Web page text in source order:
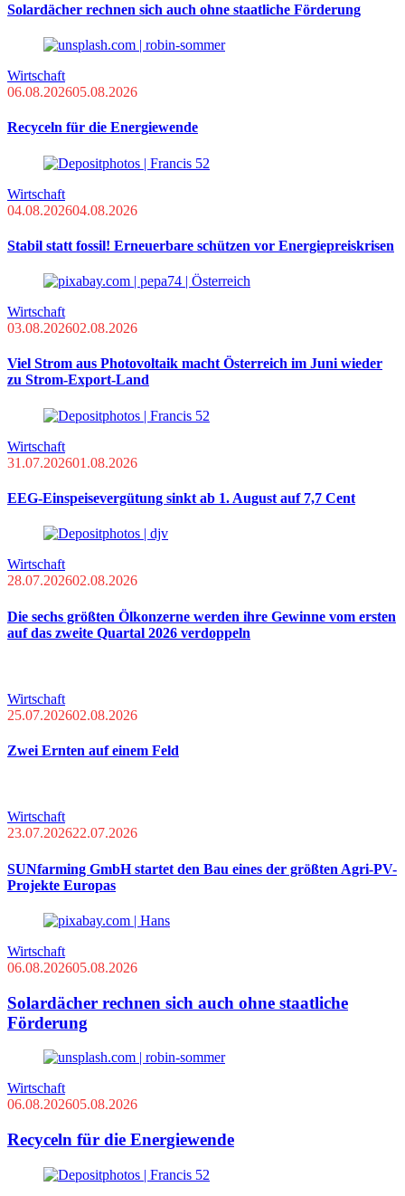
Solardächer rechnen sich auch ohne staatliche Förderung
Wirtschaft
06.08.202605.08.2026
Recyceln für die Energiewende
Wirtschaft
04.08.202604.08.2026
Stabil statt fossil! Erneuerbare schützen vor Energiepreiskrisen
Wirtschaft
03.08.202602.08.2026
Viel Strom aus Photovoltaik macht Österreich im Juni wieder
zu Strom-Export-Land
Wirtschaft
31.07.202601.08.2026
EEG-Einspeisevergütung sinkt ab 1. August auf 7,7 Cent
Wirtschaft
28.07.202602.08.2026
Die sechs größten Ölkonzerne werden ihre Gewinne vom ersten
auf das zweite Quartal 2026 verdoppeln
Wirtschaft
25.07.202602.08.2026
Zwei Ernten auf einem Feld
Wirtschaft
23.07.202622.07.2026
SUNfarming GmbH startet den Bau eines der größten Agri-PV-
Projekte Europas
Wirtschaft
06.08.202605.08.2026
Solardächer rechnen sich auch ohne staatliche
Förderung
Wirtschaft
06.08.202605.08.2026
Recyceln für die Energiewende